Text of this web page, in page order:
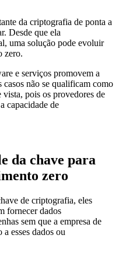
da criptografia de ponta a
Desde que ela
uma solução pode evoluir
zero.
e serviços promovem a
casos não se qualificam como
pois os provedores de
capacidade de
da chave para
zero
de criptografia, eles
fornecer dados
sem que a empresa de
a esses dados ou